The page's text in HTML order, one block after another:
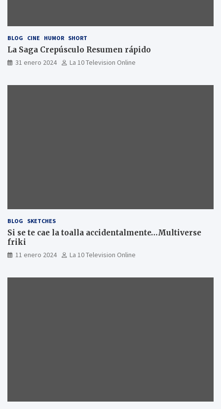
BLOG CINE HUMOR SHORT
La Saga Crepúsculo Resumen rápido
31 enero 2024 La 10 Television Online
BLOG SKETCHES
Si se te cae la toalla accidentalmente…Multiverse
friki
11 enero 2024 La 10 Television Online